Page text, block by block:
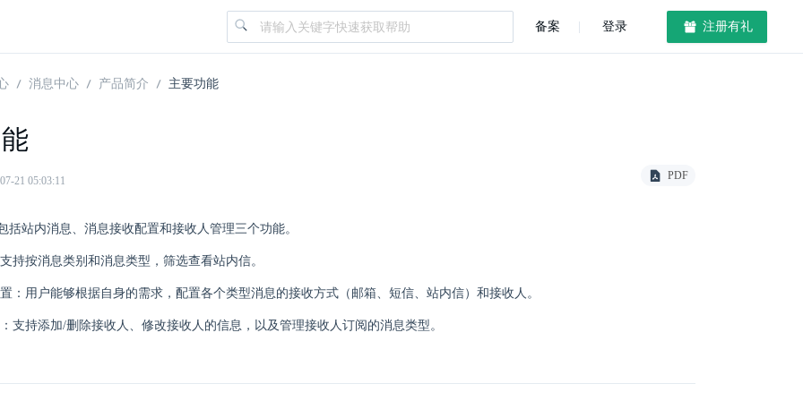
备案 登录 注册有礼
消息中心 产品简介 主要功能
21 05:03:11 PDF
括站内消息、消息接收配置和接收人管理三个功能。
持按消息类别和消息类型，筛选查看站内信。
：用户能够根据自身的需求，配置各个类型消息的接收方式（邮箱、短信、站内信）和接收人。
支持添加/删除接收人、修改接收人的信息，以及管理接收人订阅的消息类型。